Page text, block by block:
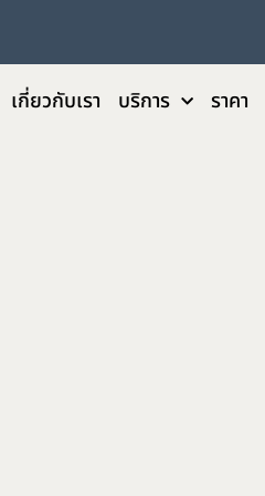
เกี่ยวกับเรา บริการ ราคา